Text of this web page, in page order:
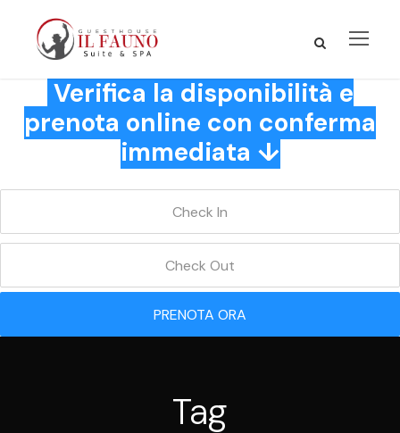
Verifica la disponibilità e
prenota online con conferma
immediata ↓
PRENOTA ORA
Tag